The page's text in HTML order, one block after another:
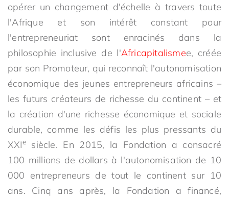
opérer un changement d'échelle à travers toute
l'Afrique et son intérêt constant pour
l'entrepreneuriat sont enracinés dans la
philosophie inclusive de l'Africapitalismee, créée
par son Promoteur, qui reconnaît l'autonomisation
économique des jeunes entrepreneurs africains –
les futurs créateurs de richesse du continent – et
la création d'une richesse économique et sociale
durable, comme les défis les plus pressants du
XXIesiècle. En 2015, la Fondation a consacré
100 millions de dollars à l'autonomisation de 10
000 entrepreneurs de tout le continent sur 10
ans. Cinq ans après, la Fondation a financé,